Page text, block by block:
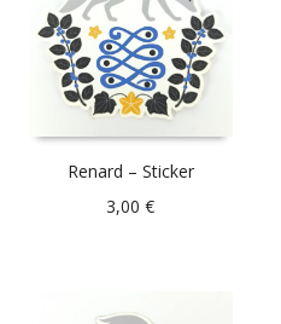
Renard – Sticker
3,00€